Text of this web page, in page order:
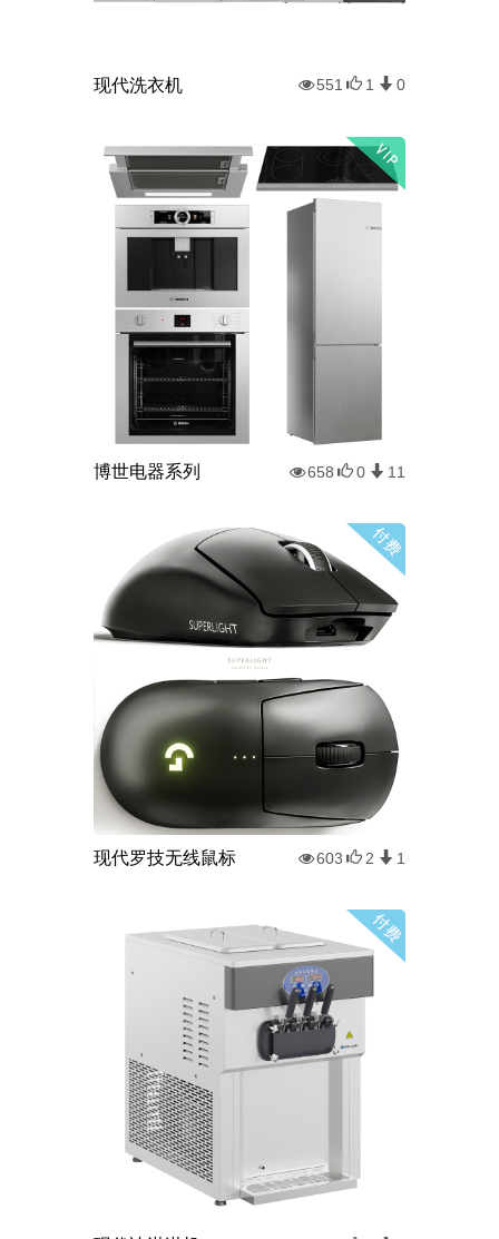
现代洗衣机 551 1 0
博世电器系列 658 0 11
现代罗技无线鼠标 603 2 1